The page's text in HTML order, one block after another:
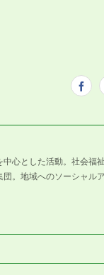
心とした活動。社会福
。地域へのソーシャル